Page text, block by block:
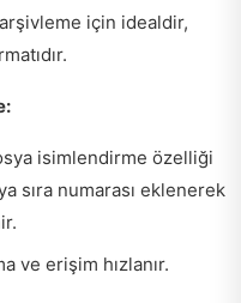
için idealdir,
isimlendirme özelliği
sıra numarası eklenerek
ve erişim hızlanır.